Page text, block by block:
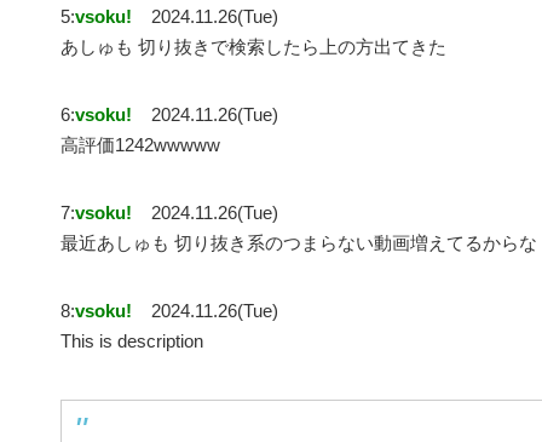
5:vsoku!
2024.11.26(Tue)
あしゅも 切り抜きで検索したら上の方出てきた
6:vsoku!
2024.11.26(Tue)
高評価1242wwwww
7:vsoku!
2024.11.26(Tue)
最近あしゅも 切り抜き系のつまらない動画増えてるからな
8:vsoku!
2024.11.26(Tue)
This is description